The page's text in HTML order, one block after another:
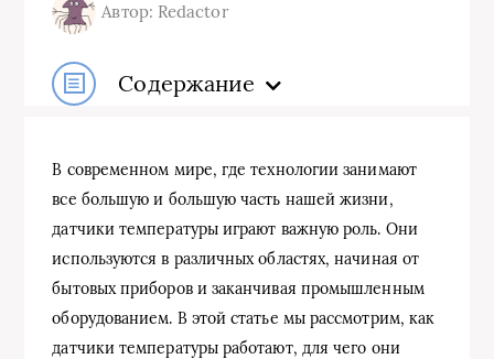
Автор: Redactor
Содержание
В современном мире, где технологии занимают
все большую и большую часть нашей жизни,
датчики температуры играют важную роль. Они
используются в различных областях, начиная от
бытовых приборов и заканчивая промышленным
оборудованием. В этой статье мы рассмотрим, как
датчики температуры работают, для чего они